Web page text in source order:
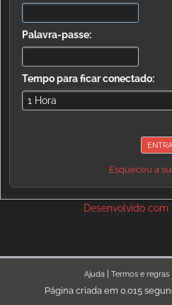
Palavra-passe:
Tempo para ficar conectado:
Esqueceu a
Desenvolvido com
Ajuda| Termos e regras|
Página criada em 0.015